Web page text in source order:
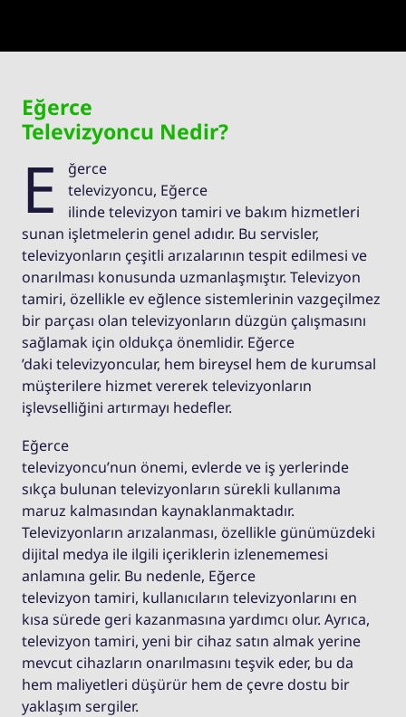
Eğerce
Televizyoncu Nedir?
E
ğerce
televizyoncu, Eğerce
ilinde televizyon tamiri ve bakım hizmetleri
sunan işletmelerin genel adıdır. Bu servisler,
televizyonların çeşitli arızalarının tespit edilmesi ve
onarılması konusunda uzmanlaşmıştır. Televizyon
tamiri, özellikle ev eğlence sistemlerinin vazgeçilmez
bir parçası olan televizyonların düzgün çalışmasını
sağlamak için oldukça önemlidir. Eğerce
’daki televizyoncular, hem bireysel hem de kurumsal
müşterilere hizmet vererek televizyonların
işlevselliğini artırmayı hedefler.
Eğerce
televizyoncu’nun önemi, evlerde ve iş yerlerinde
sıkça bulunan televizyonların sürekli kullanıma
maruz kalmasından kaynaklanmaktadır.
Televizyonların arızalanması, özellikle günümüzdeki
dijital medya ile ilgili içeriklerin izlenememesi
anlamına gelir. Bu nedenle, Eğerce
televizyon tamiri, kullanıcıların televizyonlarını en
kısa sürede geri kazanmasına yardımcı olur. Ayrıca,
televizyon tamiri, yeni bir cihaz satın almak yerine
mevcut cihazların onarılmasını teşvik eder, bu da
hem maliyetleri düşürür hem de çevre dostu bir
yaklaşım sergiler.